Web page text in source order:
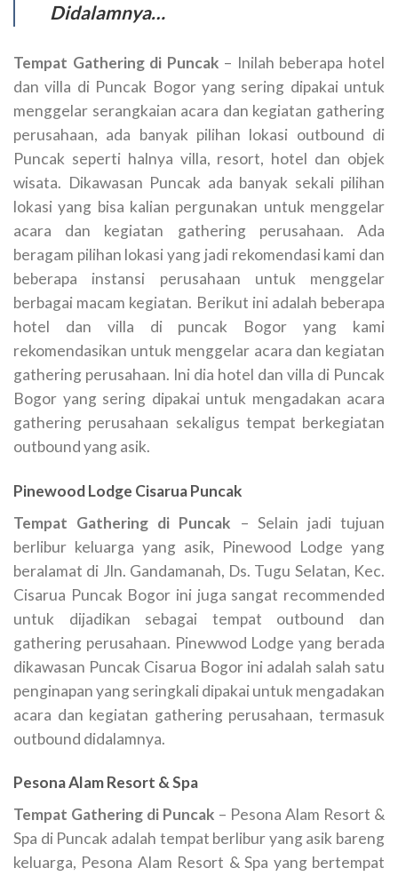
Didalamnya…
Tempat Gathering di Puncak – Inilah beberapa hotel
dan villa di Puncak Bogor yang sering dipakai untuk
menggelar serangkaian acara dan kegiatan gathering
perusahaan, ada banyak pilihan lokasi outbound di
Puncak seperti halnya villa, resort, hotel dan objek
wisata. Dikawasan Puncak ada banyak sekali pilihan
lokasi yang bisa kalian pergunakan untuk menggelar
acara dan kegiatan gathering perusahaan. Ada
beragam pilihan lokasi yang jadi rekomendasi kami dan
beberapa instansi perusahaan untuk menggelar
berbagai macam kegiatan. Berikut ini adalah beberapa
hotel dan villa di puncak Bogor yang kami
rekomendasikan untuk menggelar acara dan kegiatan
gathering perusahaan. Ini dia hotel dan villa di Puncak
Bogor yang sering dipakai untuk mengadakan acara
gathering perusahaan sekaligus tempat berkegiatan
outbound yang asik.
Pinewood Lodge Cisarua Puncak
Tempat Gathering di Puncak – Selain jadi tujuan
berlibur keluarga yang asik, Pinewood Lodge yang
beralamat di Jln. Gandamanah, Ds. Tugu Selatan, Kec.
Cisarua Puncak Bogor ini juga sangat recommended
untuk dijadikan sebagai tempat outbound dan
gathering perusahaan. Pinewwod Lodge yang berada
dikawasan Puncak Cisarua Bogor ini adalah salah satu
penginapan yang seringkali dipakai untuk mengadakan
acara dan kegiatan gathering perusahaan, termasuk
outbound didalamnya.
Pesona Alam Resort & Spa
Tempat Gathering di Puncak – Pesona Alam Resort &
Spa di Puncak adalah tempat berlibur yang asik bareng
keluarga, Pesona Alam Resort & Spa yang bertempat